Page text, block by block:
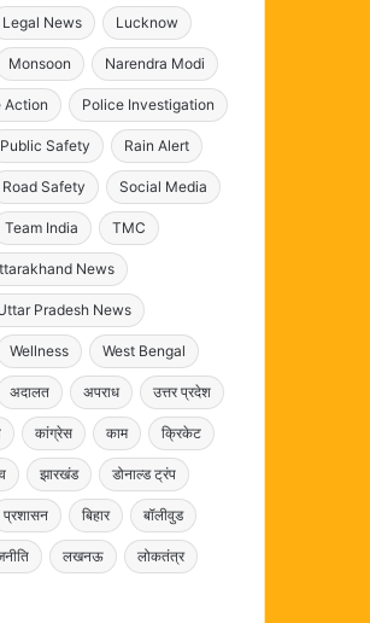
Legal News Lucknow
Monsoon Narendra Modi
Action Police Investigation
Public Safety Rain Alert
Road Safety Social Media
Team India TMC
News
Pradesh News
Wellness West Bengal
अदालत अपराध उत्तर प्रदेश
कांग्रेस काम क्रिकेट
झारखंड डोनाल्ड ट्रंप
प्रशासन बिहार बॉलीवुड
लखनऊ लोकतंत्र